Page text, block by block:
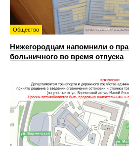
Общество
Нижегородцам напомнили о
больничного во время отпуска